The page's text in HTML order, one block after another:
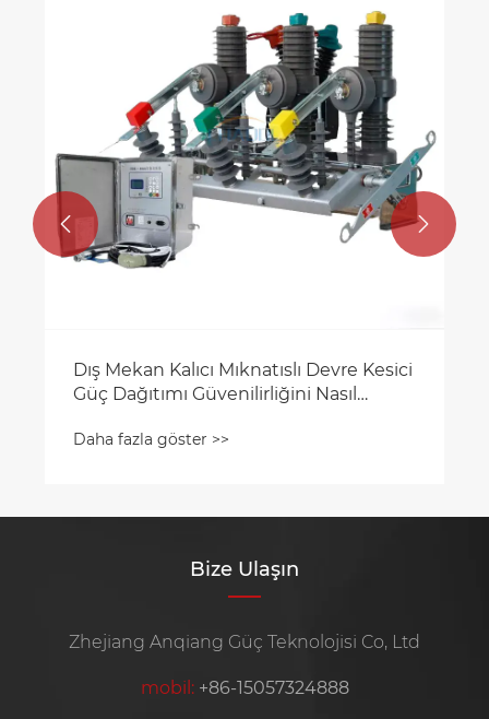
Dış Mekan Kalıcı Mıknatıslı Devre Kesici
Güç Dağıtımı Güvenilirliğini Nasıl
Daha fazla göster >>
 
Bize Ulaşın
Zhejiang Anqiang Güç Teknolojisi Co, Ltd
mobil: +86-15057324888